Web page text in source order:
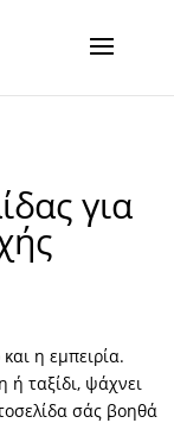
για
η εμπειρία.
ή ταξίδι, ψάχνει
σάς βοηθά